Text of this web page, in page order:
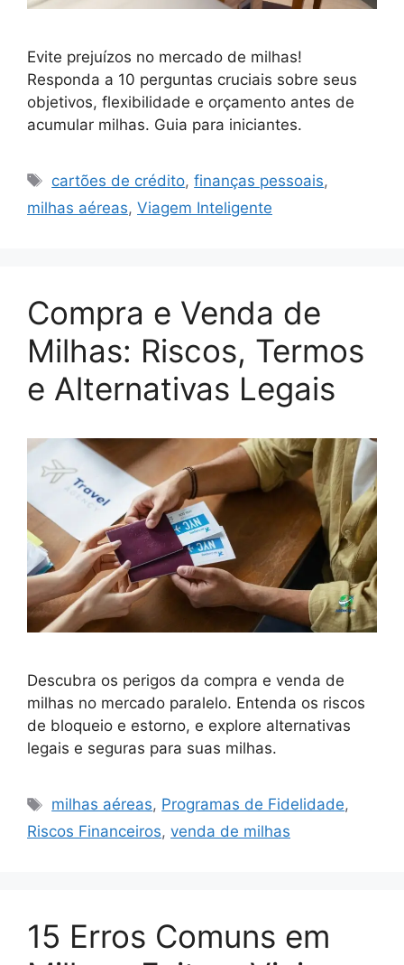
Evite prejuízos no mercado de milhas!
Responda a 10 perguntas cruciais sobre seus
objetivos, flexibilidade e orçamento antes de
acumular milhas. Guia para iniciantes.
Tags
cartões de crédito,finanças pessoais,
milhas aéreas, Viagem Inteligente
Compra e Venda de
Milhas: Riscos, Termos
e Alternativas Legais
Descubra os perigos da compra e venda de
milhas no mercado paralelo. Entenda os riscos
de bloqueio e estorno, e explore alternativas
legais e seguras para suas milhas.
Tags
milhas aéreas, Programas de Fidelidade,
Riscos Financeiros, venda de milhas
15 Erros Comuns em